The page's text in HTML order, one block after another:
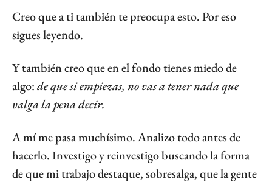
Creo que a ti también te preocupa esto. Por eso
sigues leyendo.
Y también creo que en el fondo tienes miedo de
algo: de que si empiezas, no vas a tener nada que
valga la pena decir.
A mí me pasa muchísimo. Analizo todo antes de
hacerlo. Investigo y reinvestigo buscando la forma
de que mi trabajo destaque, sobresalga, que la gente